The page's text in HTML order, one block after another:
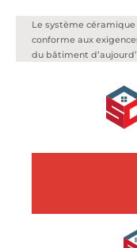
Le système
conforme aux
du bâtiment